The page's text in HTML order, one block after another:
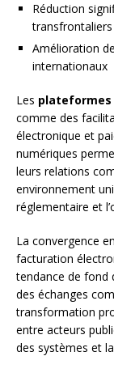
Réduction
transfrontaliers
Amélioration
internationaux
Les
comme des
électronique et
numériques
leurs relations
environnement
réglementaire et
La convergence
facturation
tendance de fond
des échanges
transformation
entre acteurs
des systèmes et